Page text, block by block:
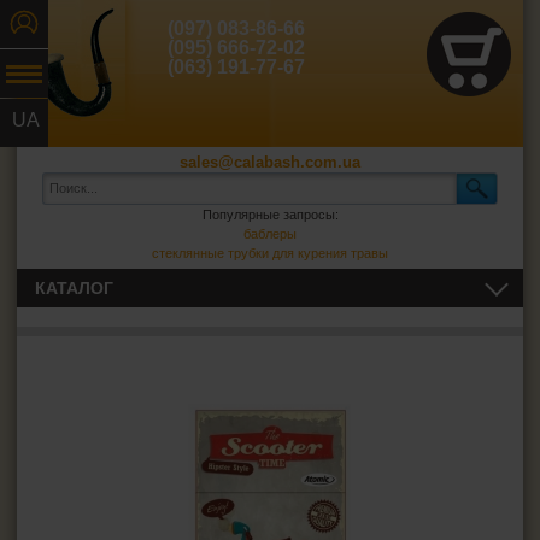
UA
(097) 083-86-66
(095) 666-72-02
(063) 191-77-67
sales@calabash.com.ua
Популярные запросы:
баблеры
стеклянные трубки для курения травы
КАТАЛОГ
ВСЁ ДЛЯ СИГАРЕТ И САМОКРУТОК
Фильтры для самокруток